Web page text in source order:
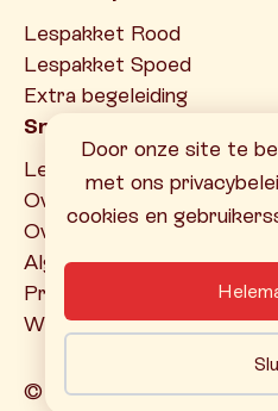
Lespakket Rood
Lespakket Spoed
Extra begeleiding
Snel naar
Leerproblemen
Over Rood
Overzicht lespakketten
Algemene voorwaarden
Privacyverklaring
Website door Buro Brein
© 2026 - Autorijschool
Door onze site te
met ons
cookies en